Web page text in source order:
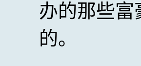
办的那些
的。